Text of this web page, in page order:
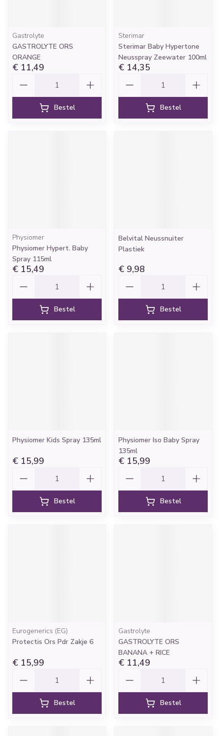
Gastrolyte
GASTROLYTE ORS
ORANGE
€ 11,49
Bestel
Sterimar
Sterimar Baby Hypertone
Neusspray Zeewater 100ml
€ 14,35
Bestel
Physiomer
Physiomer Hypert. Baby
Spray 115ml
€ 15,49
Bestel
Belvital Neussnuiter
Plastiek
€ 9,98
Bestel
Physiomer Kids Spray 135ml
€ 15,99
Bestel
Physiomer Iso Baby Spray
135ml
€ 15,99
Bestel
Eurogenerics (EG)
Protectis Ors Pdr Zakje 6
€ 15,99
Bestel
Gastrolyte
GASTROLYTE ORS
BANANA + RICE
€ 11,49
Bestel